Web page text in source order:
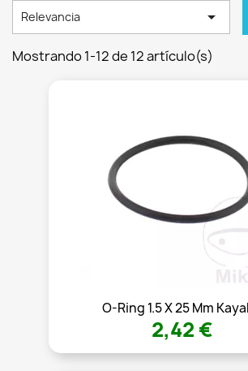
Relevancia 
Mostrando 1-12 de 12 artículo(s)
O-Ring 1.5 X 25 Mm
2,42 €